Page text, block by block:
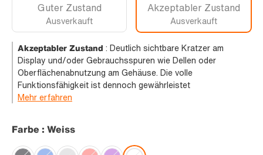
Guter Zustand
Ausverkauft
Akzeptabler Zustand
Ausverkauft
Akzeptabler Zustand : Deutlich sichtbare Kratzer am
Display und/oder Gebrauchsspuren wie Dellen oder
Oberflächenabnutzung am Gehäuse. Die volle
Funktionsfähigkeit ist dennoch gewährleistet
Mehr erfahren
Farbe : Weiss